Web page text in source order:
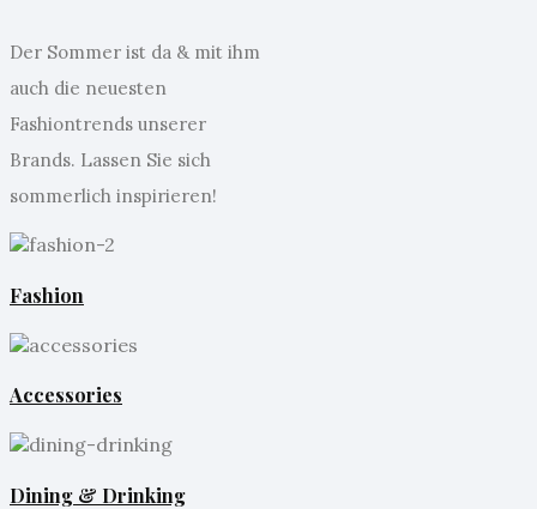
Der Sommer ist da & mit ihm
auch die neuesten
Fashiontrends unserer
Brands. Lassen Sie sich
sommerlich inspirieren!
Fashion
Accessories
Dining & Drinking